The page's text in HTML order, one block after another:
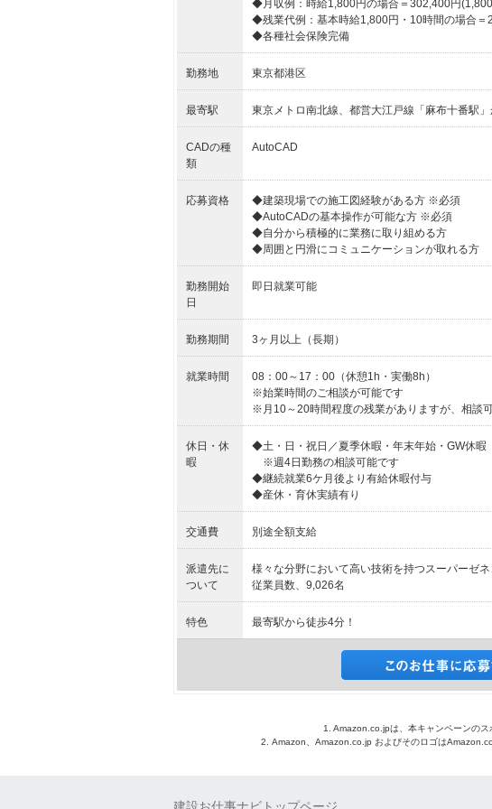
◆月収例：時給1,800円の場合＝302,400円
◆残業代例：基本時給1,800円・10時間の場合＝
◆各種社会保険完備
勤務地 東京都港区
最寄駅 東京メトロ南北線、都営大江戸線「麻布十番駅
CADの種
類
AutoCAD
応募資格
◆建築現場での施工図経験がある方 ※必須
◆AutoCADの基本操作が可能な方 ※必須
◆自分から積極的に業務に取り組める方
◆周囲と円滑にコミュニケーションが取れる方
勤務開始
日
即日就業可能
勤務期間 3ヶ月以上（長期）
就業時間
08：00～17：00（休憩1h・実働8h）
※始業時間のご相談が可能です
※月10～20時間程度の残業がありますが、相談
休日・休
暇
◆土・日・祝日／夏季休暇・年末年始・GW休暇
※週4日勤務の相談可能です
◆継続就業6ケ月後より有給休暇付与
◆産休・育休実績有り
交通費 別途全額支給
派遣先に
ついて
様々な分野において高い技術を持つスーパーゼネ
従業員数、9,026名
特色 最寄駅から徒歩4分！
1. Amazon.co.jpは、本キャンペーンのス
2. Amazon、Amazon.co.jp およびそのロゴは